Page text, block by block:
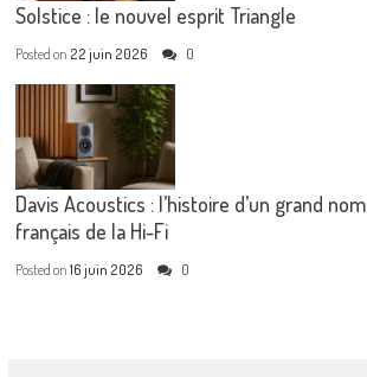
Solstice : le nouvel esprit Triangle
Posted on 22 juin 2026 0
Davis Acoustics : l’histoire d’un grand nom
français de la Hi-Fi
Posted on16 juin 2026 0